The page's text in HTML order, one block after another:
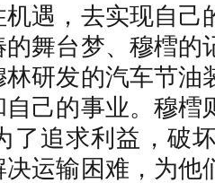
遇，去实现自己
舞台梦、穆樰的
研发的汽车节油
自己的事业。穆
了追求利益，破
决运输困难，为